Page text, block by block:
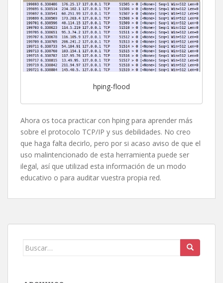
hping-flood
Ahora os toca practicar con hping para aprender más
sobre el protocolo TCP/IP y sus debilidades. No creo
que haga falta decirlo, pero por si acaso aviso de que el
uso malintencionado de esta herramienta puede ser
ilegal, así que utilizad esta información de un modo
educativo o para auditar vuestra propia red.
Buscar: